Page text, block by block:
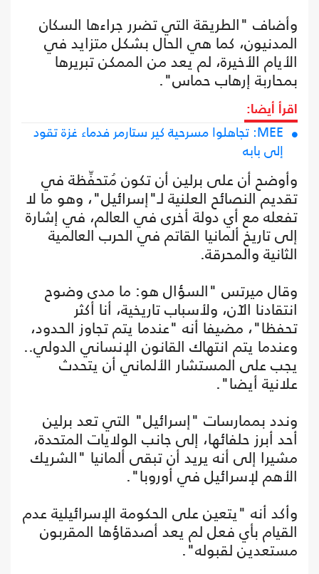
وأضاف "الطريقة التي تضرر جراءها السكان
المدنيون، كما هي الحال بشكل متزايد في
الأيام الأخيرة، لم يعد من الممكن تبريرها
بمحاربة إرهاب حماس".
اقرأ أيضا:
MEE: تجاهلوا مسرحية كير ستارمر فدماء غزة تقود
إلى بابه
وأوضح أن على برلين أن تكون مُتحفِّظة في
تقديم النصائح العلنية لـ"إسرائيل"، وهو ما لا
تفعله مع أي دولة أخرى في العالم، في إشارة
إلى تاريخ ألمانيا القاتم في الحرب العالمية
الثانية والمحرقة.
وقال ميرتس "السؤال هو: ما مدى وضوح
انتقادنا الآن، ولأسباب تاريخية، أنا أكثر
تحفظا"، مضيفا أنه "عندما يتم تجاوز الحدود،
وعندما يتم انتهاك القانون الإنساني الدولي..
يجب على المستشار الألماني أن يتحدث
علانية أيضا".
وندد بممارسات "إسرائيل" التي تعد برلين
أحد أبرز حلفائها، إلى جانب الولايات المتحدة،
مشيرا إلى أنه يريد أن تبقى ألمانيا "الشريك
الأهم لإسرائيل في أوروبا".
وأكد أنه "يتعين على الحكومة الإسرائيلية عدم
القيام بأي فعل لم يعد أصدقاؤها المقربون
مستعدين لقبوله".